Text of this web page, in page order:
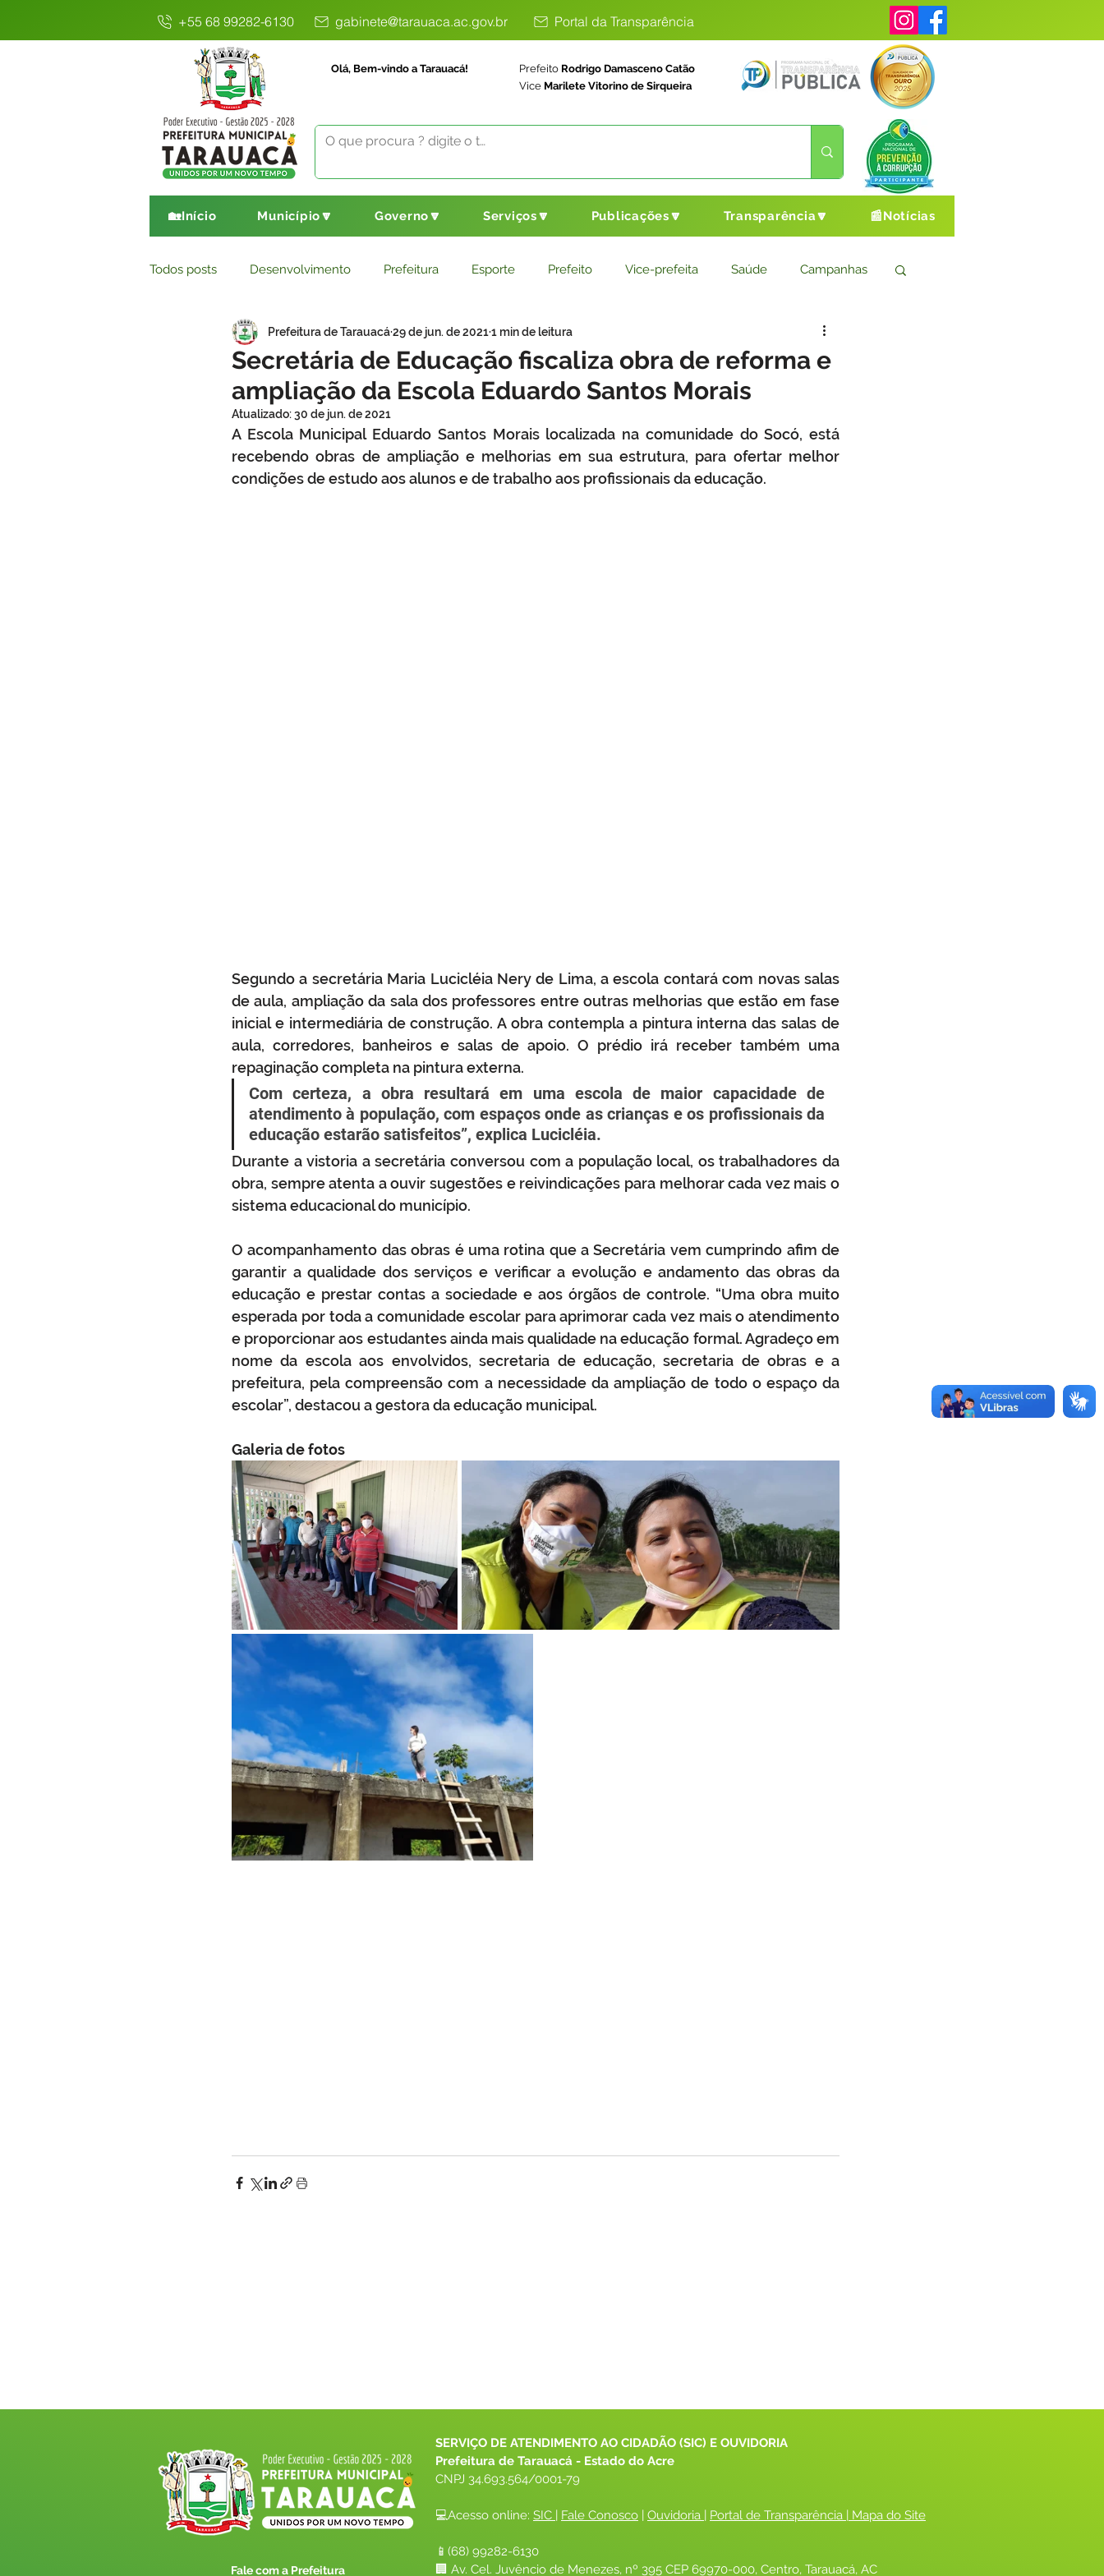
+55 68 99282-6130 gabinete@tarauaca.ac.gov.br Portal da Transparência
Olá, Bem-vindo a Tarauacá! Prefeito Rodrigo Damasceno Catão
Vice Marilete Vitorino de Sirqueira
🏡Início Município🔽 Governo🔽 Serviços🔽 Publicações🔽 Transparência🔽 📰Notícias
Todos posts Desenvolvimento Prefeitura Esporte Prefeito Vice-prefeita Saúde Campanhas
Comunicado Educação Saneamento Básico Cultura e Esporte
Infraestrutura Administração Datas comemorativas Assistência Social Meio Ambiente
Comunidade Turismo Licitação Segurança Institucional e Governo Defesa cívil Defesa Civil
Secretária de Educação fiscaliza obra de reforma e
ampliação da Escola Eduardo Santos Morais
Prefeitura de Tarauacá29 de jun. de 20211 min de leitura
Atualizado:30 de jun. de 2021
A Escola Municipal Eduardo Santos Morais localizada na comunidade do Socó, está
recebendo obras de ampliação e melhorias em sua estrutura, para ofertar melhor
condições de estudo aos alunos e de trabalho aos profissionais da educação.
Segundo a secretária Maria Lucicléia Nery de Lima, a escola contará com novas salas
de aula, ampliação da sala dos professores entre outras melhorias que estão em fase
inicial e intermediária de construção. A obra contempla a pintura interna das salas de
aula, corredores, banheiros e salas de apoio. O prédio irá receber também uma
repaginação completa na pintura externa.
Com certeza, a obra resultará em uma escola de maior capacidade de
atendimento à população, com espaços onde as crianças e os profissionais da
educação estarão satisfeitos”, explica Lucicléia.
Durante a vistoria a secretária conversou com a população local, os trabalhadores da
obra, sempre atenta a ouvir sugestões e reivindicações para melhorar cada vez mais o
sistema educacional do município.
O acompanhamento das obras é uma rotina que a Secretária vem cumprindo afim de
garantir a qualidade dos serviços e verificar a evolução e andamento das obras da
educação e prestar contas a sociedade e aos órgãos de controle. “Uma obra muito
esperada por toda a comunidade escolar para aprimorar cada vez mais o atendimento
e proporcionar aos estudantes ainda mais qualidade na educação formal. Agradeço em
nome da escola aos envolvidos, secretaria de educação, secretaria de obras e a
prefeitura, pela compreensão com a necessidade da ampliação de todo o espaço da
escolar”, destacou a gestora da educação municipal.
Galeria de fotos
Fale com a Prefeitura
SERVIÇO DE ATENDIMENTO AO CIDADÃO (SIC) E OUVIDORIA
Prefeitura de Tarauacá - Estado do Acre
CNPJ 34.693.564/0001-79
💻Acesso online: SIC | Fale Conosco | Ouvidoria | Portal de Transparência | Mapa do Site
📱(68) 99282-6130
🏢 Av. Cel. Juvêncio de Menezes, nº 395 CEP 69970-000, Centro, Tarauacá, AC